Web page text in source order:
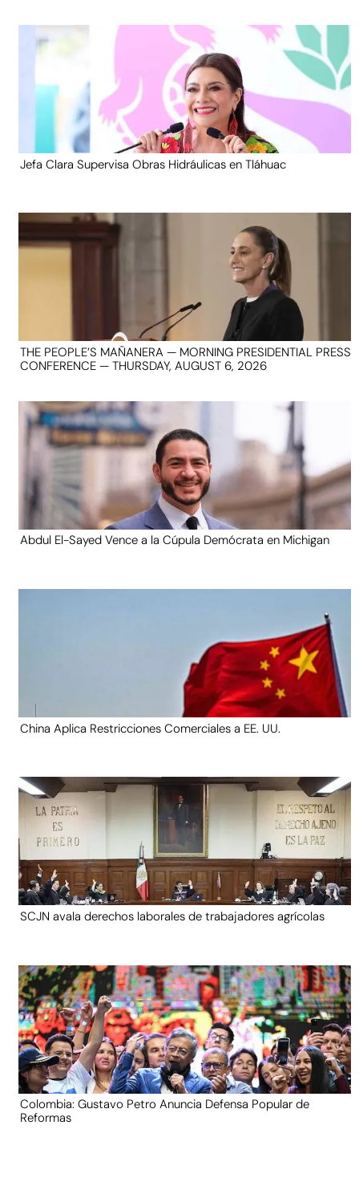
Jefa Clara Supervisa Obras Hidráulicas en Tláhuac
THE PEOPLE’S MAÑANERA — MORNING PRESIDENTIAL PRESS
CONFERENCE — THURSDAY, AUGUST 6, 2026
Abdul El-Sayed Vence a la Cúpula Demócrata en Michigan
China Aplica Restricciones Comerciales a EE. UU.
SCJN avala derechos laborales de trabajadores agrícolas
Colombia: Gustavo Petro Anuncia Defensa Popular de
Reformas